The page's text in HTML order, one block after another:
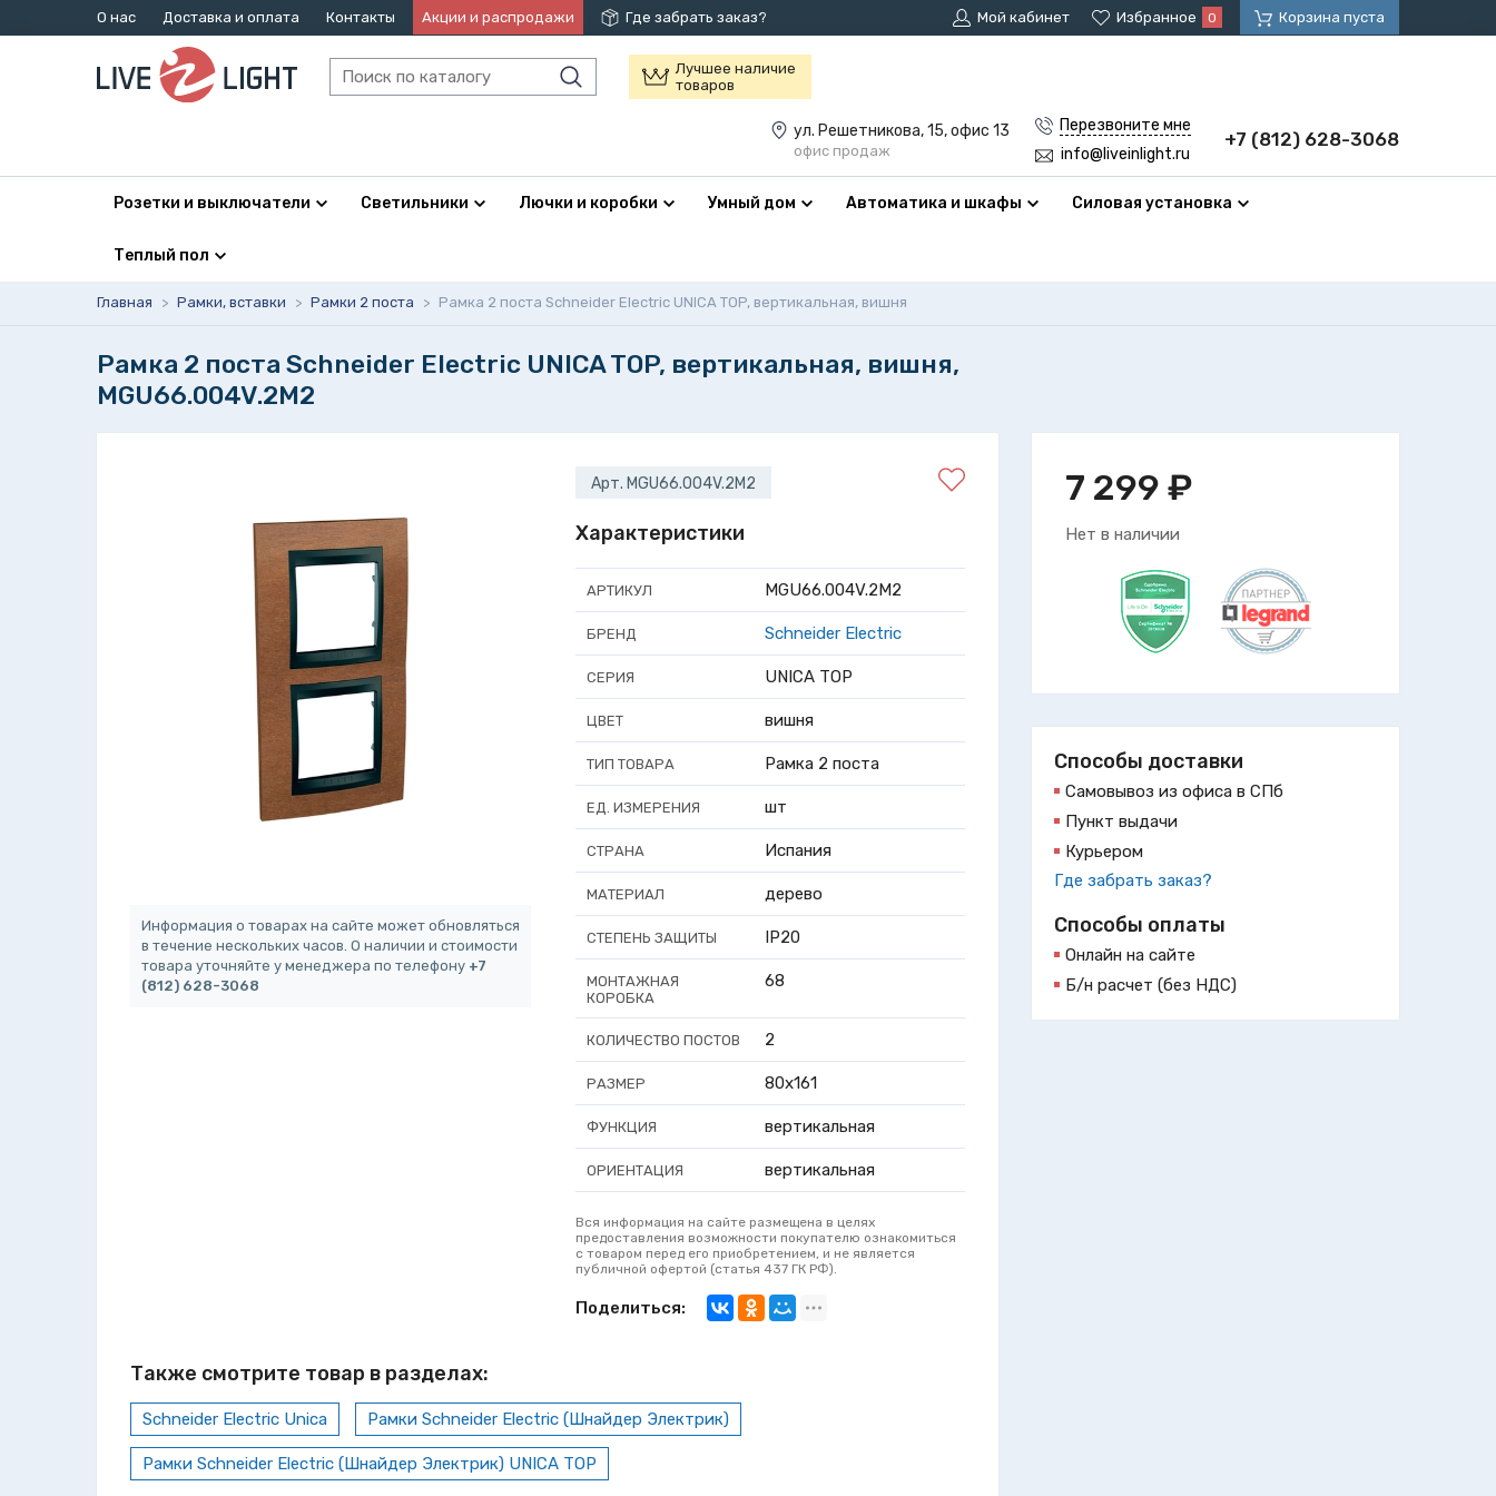
О нас Доставка и оплата Контакты Акции и распродажи Где забрать заказ? Мой кабинет Избранное 0 Корзина пуста
Лучшее наличие
товаров
ул. Решетникова, 15, офис 13
офис продаж
Перезвоните мне
info@liveinlight.ru
+7 (812) 628-3068
Розетки и выключатели Светильники Лючки и коробки Умный дом Автоматика и шкафы Силовая установка
Теплый пол
Главная > Рамки, вставки > Рамки 2 поста > Рамка 2 поста Schneider Electric UNICA TOP, вертикальная, вишня
Рамка 2 поста Schneider Electric UNICA TOP, вертикальная, вишня,
MGU66.004V.2M2
7 299 ₽
Нет в наличии
Способы доставки
Самовывоз из офиса в СПб
Пункт выдачи
Курьером
Где забрать заказ?
Способы оплаты
Онлайн на сайте
Б/н расчет (без НДС)
Информация о товарах на сайте может обновляться
в течение нескольких часов. О наличии и стоимости
товара уточняйте у менеджера по телефону +7
(812) 628-3068
Арт. MGU66.004V.2M2
Характеристики
АРТИКУЛ MGU66.004V.2M2
БРЕНД Schneider Electric
СЕРИЯ UNICA TOP
ЦВЕТ вишня
ТИП ТОВАРА Рамка 2 поста
ЕД. ИЗМЕРЕНИЯ шт
СТРАНА Испания
МАТЕРИАЛ дерево
СТЕПЕНЬ ЗАЩИТЫ IP20
МОНТАЖНАЯ
КОРОБКА
68
КОЛИЧЕСТВО ПОСТОВ 2
РАЗМЕР 80x161
ФУНКЦИЯ вертикальная
ОРИЕНТАЦИЯ вертикальная
Вся информация на сайте размещена в целях
предоставления возможности покупателю ознакомиться
с товаром перед его приобретением, и не является
публичной офертой (статья 437 ГК РФ).
Поделиться:
Также смотрите товар в разделах:
Schneider Electric Unica Рамки Schneider Electric (Шнайдер Электрик)
Рамки Schneider Electric (Шнайдер Электрик) UNICA TOP